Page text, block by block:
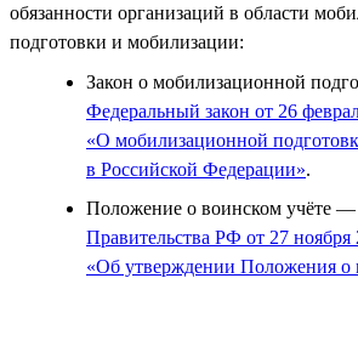
обязанности организаций в области
подготовки и мобилизации:
Закон о мобилизационной
Федеральный закон от 26
«О мобилизационной
в Российской Федерации».
Положение о воинском учёте —
Правительства РФ от 27
«Об утверждении Положения о